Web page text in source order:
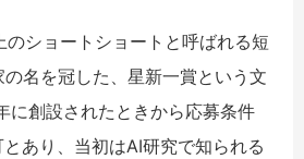
ショートショートと呼ばれる短
名を冠した、星新一賞という文
に創設されたときから応募条件
あり、当初はAI研究で知られる